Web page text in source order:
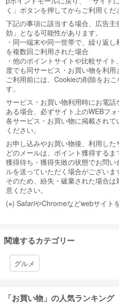
く」ボタンを押してからご利用くだ
下記の事項に該当する場合、広告
効」となる可能性があります。
・同一端末や同一世帯で、繰り返
を複数回ご利用された場合
・他のポイントサイトや比較サイ
度でも同サービス・お買い物を利
ご利用前には、Cookieの削除をお
す。
サービス・お買い物利用時にお電
ある場合、必ずサイト上のWEBフ
各サービス・お買い物に掲載され
ください。
お申し込みやお買い物後、利用し
どのメールは、ポイント獲得するま
獲得待ち・獲得失敗の状態でお問
ルを送っていただく場合がございま
そのため、紛失・破棄された場合
意ください。
(※) SafariやChromeなどwebサイト
関連するカテゴリー
グルメ
「お買い物」の人気ランキング